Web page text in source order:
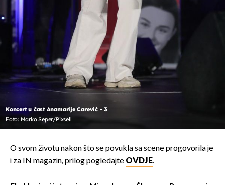
Koncert u čast Anamarije Carević - 3
Foto: Marko Seper/Pixsell
O svom životu nakon što se povukla sa scene progovorila je
i za IN magazin, prilog pogledajte OVDJE.